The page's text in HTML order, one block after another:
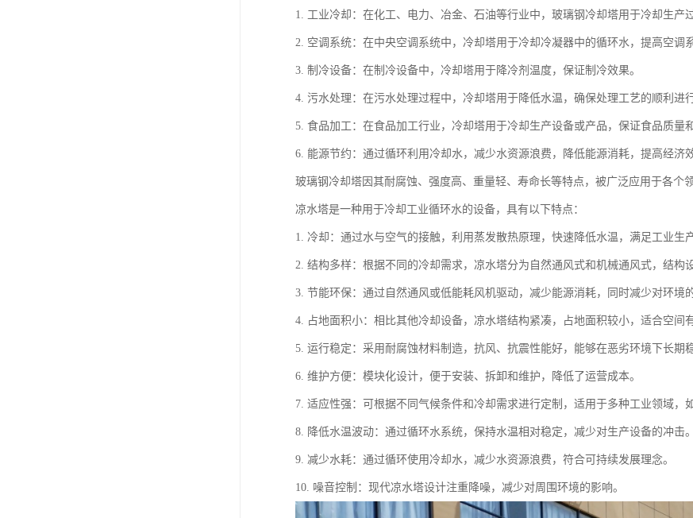
1. 工业冷却：在化工、电力、冶金、石油等行业中，玻璃钢冷却塔用于冷却生产
2. 空调系统：在中央空调系统中，冷却塔用于冷却冷凝器中的循环水，提高空调
3. 制冷设备：在制冷设备中，冷却塔用于降冷剂温度，保证制冷效果。
4. 污水处理：在污水处理过程中，冷却塔用于降低水温，确保处理工艺的顺利进行
5. 食品加工：在食品加工行业，冷却塔用于冷却生产设备或产品，保证食品质量
6. 能源节约：通过循环利用冷却水，减少水资源浪费，降低能源消耗，提高经济效
玻璃钢冷却塔因其耐腐蚀、强度高、重量轻、寿命长等特点，被广泛应用于各个
凉水塔是一种用于冷却工业循环水的设备，具有以下特点：
1. 冷却：通过水与空气的接触，利用蒸发散热原理，快速降低水温，满足工业生
2. 结构多样：根据不同的冷却需求，凉水塔分为自然通风式和机械通风式，结构
3. 节能环保：通过自然通风或低能耗风机驱动，减少能源消耗，同时减少对环境
4. 占地面积小：相比其他冷却设备，凉水塔结构紧凑，占地面积较小，适合空间
5. 运行稳定：采用耐腐蚀材料制造，抗风、抗震性能好，能够在恶劣环境下长期
6. 维护方便：模块化设计，便于安装、拆卸和维护，降低了运营成本。
7. 适应性强：可根据不同气候条件和冷却需求进行定制，适用于多种工业领域，
8. 降低水温波动：通过循环水系统，保持水温相对稳定，减少对生产设备的冲击。
9. 减少水耗：通过循环使用冷却水，减少水资源浪费，符合可持续发展理念。
10. 噪音控制：现代凉水塔设计注重降噪，减少对周围环境的影响。